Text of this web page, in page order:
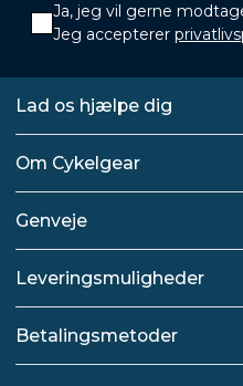
Ja, jeg vil gerne
Jeg accepterer
Lad os hjælpe dig
Om Cykelgear
Genveje
Leveringsmuligheder
Betalingsmetoder